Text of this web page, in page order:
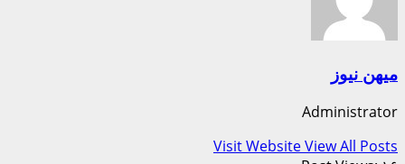
میهن نیوز
Administrator
Visit WebsiteView All Posts